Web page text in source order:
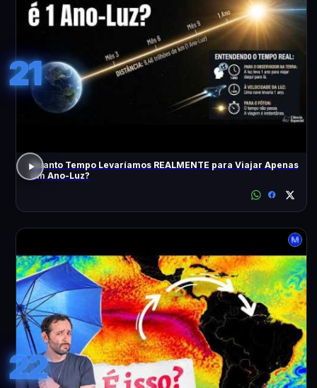
21
Quanto Tempo Levaríamos REALMENTE para Viajar Apenas
Um Ano-Luz?
22